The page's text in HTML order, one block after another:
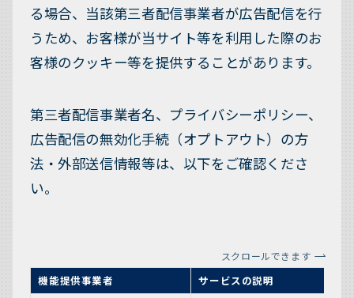
る場合、当該第三者配信事業者が広告配信を行
うため、お客様が当サイト等を利用した際のお
客様のクッキー等を提供することがあります。
第三者配信事業者名、プライバシーポリシー、
広告配信の無効化手続（オプトアウト）の方
法・外部送信情報等は、以下をご確認くださ
い。
スクロールできます
機能提供事業者
サービスの説明